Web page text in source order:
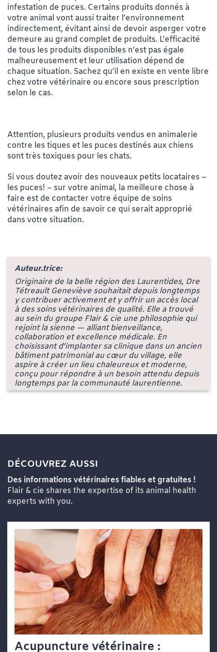
infestation de puces. Certains produits donnés à
votre animal vont aussi traiter l’environnement
indirectement, évitant ainsi de devoir asperger votre
demeure au grand complet de produits. L’efficacité
de tous les produits disponibles n’est pas égale
malheureusement et leur utilisation dépend de
chaque situation. Sachez qu’il en existe en vente libre
chez votre vétérinaire ou encore sous prescription
selon le cas.
Attention, plusieurs produits vendus en animalerie
contre les tiques et les puces destinés aux chiens
sont très toxiques pour les chats.
Si vous doutez avoir des nouveaux petits locataires –
les puces! – sur votre animal, la meilleure chose à
faire est de contacter votre équipe de soins
vétérinaires afin de savoir ce qui serait approprié
dans votre situation.
Auteur.trice:
Originaire de la belle région des Laurentides, Dre
Tétreault Geneviève souhaitait depuis longtemps
y contribuer activement et y offrir un accès local
à des soins vétérinaires de qualité. Elle a trouvé
au sein du groupe Flair & cie une philosophie qui
rejoint la sienne — alliant bienveillance,
collaboration et excellence médicale. En
choisissant d’implanter sa clinique dans un ancien
bâtiment patrimonial au cœur du village, elle
aspire à créer un lieu chaleureux et moderne,
conçu pour répondre à un besoin attendu depuis
longtemps par la communauté laurentienne.
DÉCOUVREZ AUSSI
Des informations vétérinaires fiables et gratuites !
Flair & cie shares the expertise of its animal health
experts with you.
Acupuncture vétérinaire :